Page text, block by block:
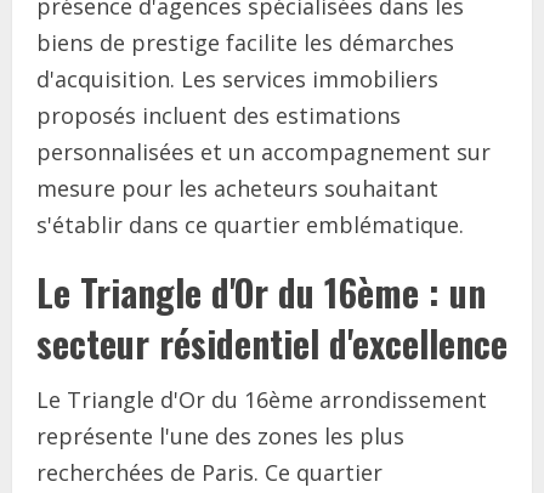
présence d'agences spécialisées dans les
biens de prestige facilite les démarches
d'acquisition. Les services immobiliers
proposés incluent des estimations
personnalisées et un accompagnement sur
mesure pour les acheteurs souhaitant
s'établir dans ce quartier emblématique.
Le Triangle d'Or du 16ème : un
secteur résidentiel d'excellence
Le Triangle d'Or du 16ème arrondissement
représente l'une des zones les plus
recherchées de Paris. Ce quartier